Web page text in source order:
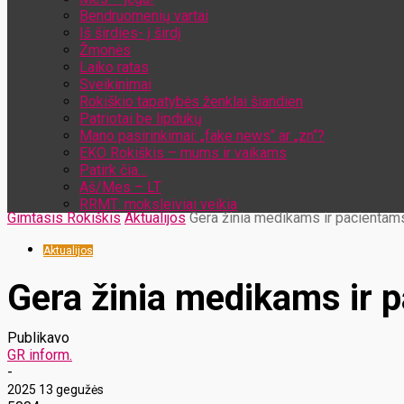
Bendruomenių vartai
Iš širdies- į širdį
Žmonės
Laiko ratas
Sveikinimai
Rokiškio tapatybės ženklai šiandien
Patriotai be lipdukų
Mano pasirinkimai: „fake news“ ar „zn“?
EKO Rokiškis – mums ir vaikams
Patirk čia…
Aš/Mes – LT
RRMT: moksleiviai veikia
Gimtasis Rokiškis Aktualijos Gera žinia medikams ir
Aktualijos
Gera žinia medikams ir
Publikavo
GR inform.
-
2025 13 gegužės